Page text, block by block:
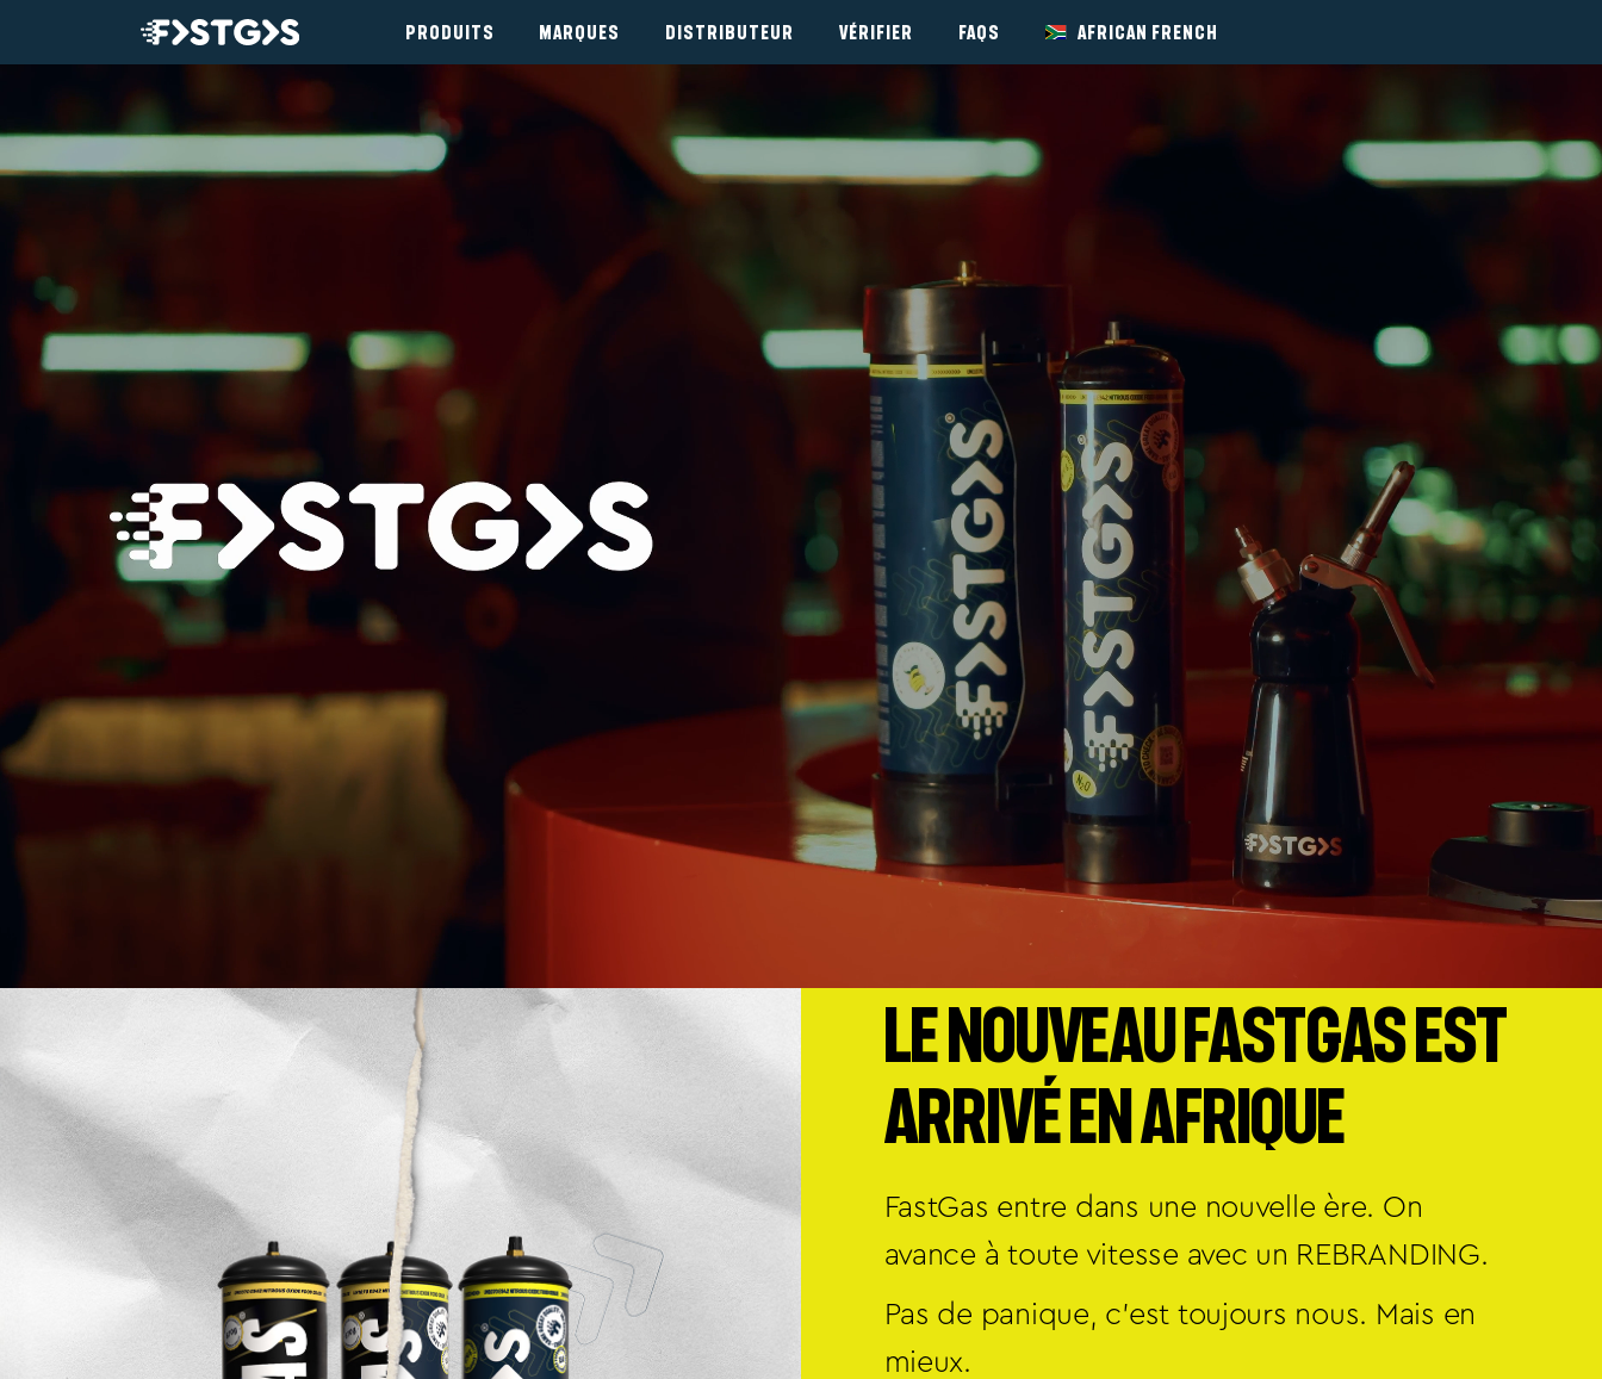
PRODUITS MARQUES DISTRIBUTEUR VÉRIFIER FAQS AFRICAN FRENCH
LE NOUVEAU FASTGAS EST
ARRIVÉ EN AFRIQUE
FastGas entre dans une nouvelle ère. On
avance à toute vitesse avec un REBRANDING.
Pas de panique, c’est toujours nous. Mais en
mieux.